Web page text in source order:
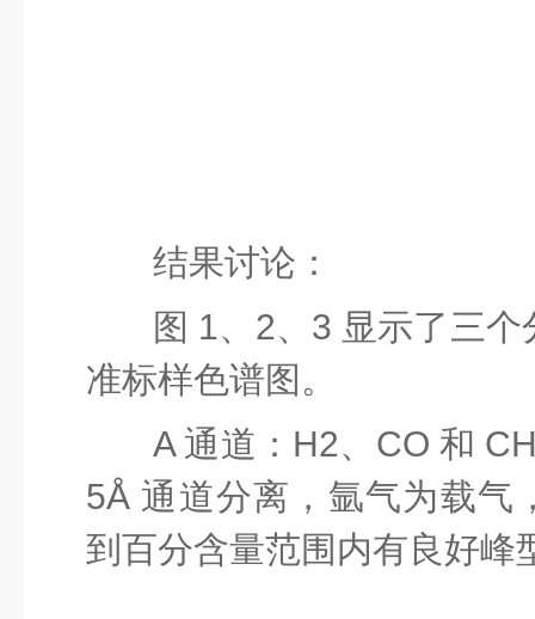
结果讨论：
图 1、2、3 显示了三
准标样色谱图。
A 通道：H2、CO 和
5Å 通道分离， 氩气为载气
到百分含量范围内有良好峰